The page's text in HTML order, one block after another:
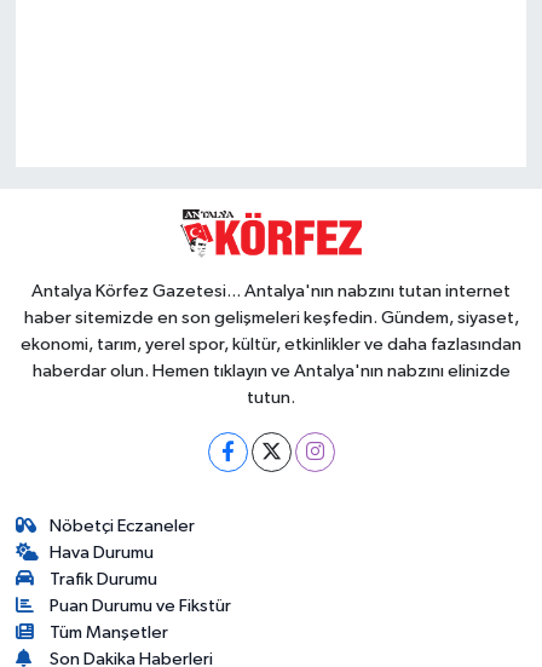
Antalya Körfez Gazetesi... Antalya'nın nabzını tutan internet
haber sitemizde en son gelişmeleri keşfedin. Gündem, siyaset,
ekonomi, tarım, yerel spor, kültür, etkinlikler ve daha fazlasından
haberdar olun. Hemen tıklayın ve Antalya'nın nabzını elinizde
tutun.
Nöbetçi Eczaneler
Hava Durumu
Trafik Durumu
Puan Durumu ve Fikstür
Tüm Manşetler
Son Dakika Haberleri